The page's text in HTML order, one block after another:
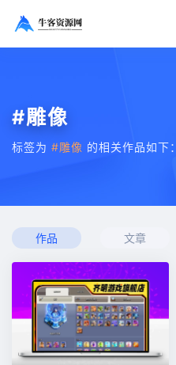
#雕像
标签为 #雕像 的相关作品如下：
作品 文章